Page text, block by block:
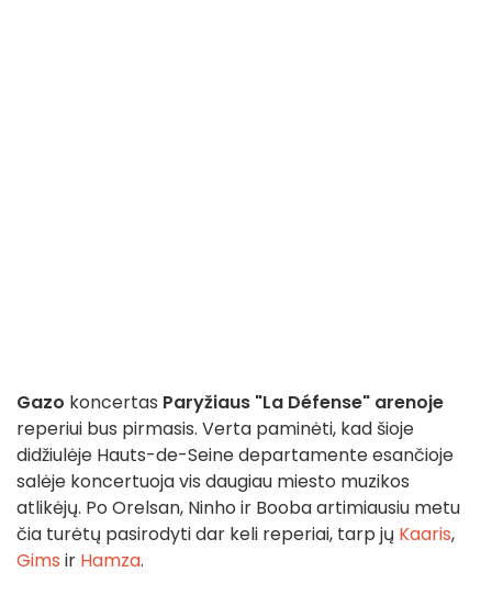
Gazo koncertas Paryžiaus "La Défense" arenoje
reperiui bus pirmasis. Verta paminėti, kad šioje
didžiulėje Hauts-de-Seine departamente esančioje
salėje koncertuoja vis daugiau miesto muzikos
atlikėjų. Po Orelsan, Ninho ir Booba artimiausiu metu
čia turėtų pasirodyti dar keli reperiai, tarp jų Kaaris,
Gims ir Hamza.